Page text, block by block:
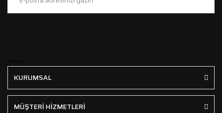
KURUMSAL
MÜŞTERİ HİZMETLERİ